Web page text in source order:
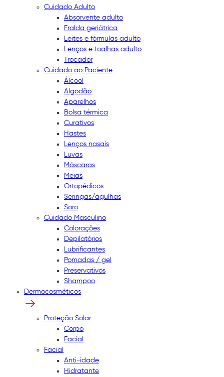
Cuidado Adulto
Absorvente adulto
Fralda geriátrica
Leites e fórmulas adulto
Lenços e toalhas adulto
Trocador
Cuidado ao Paciente
Álcool
Algodão
Aparelhos
Bolsa térmica
Curativos
Hastes
Lenços nasais
Luvas
Máscaras
Meias
Ortopédicos
Seringas/agulhas
Soro
Cuidado Masculino
Colorações
Depilatórios
Lubrificantes
Pomadas / gel
Preservativos
Shampoo
Dermocosméticos
Proteção Solar
Corpo
Facial
Facial
Anti-idade
Hidratante